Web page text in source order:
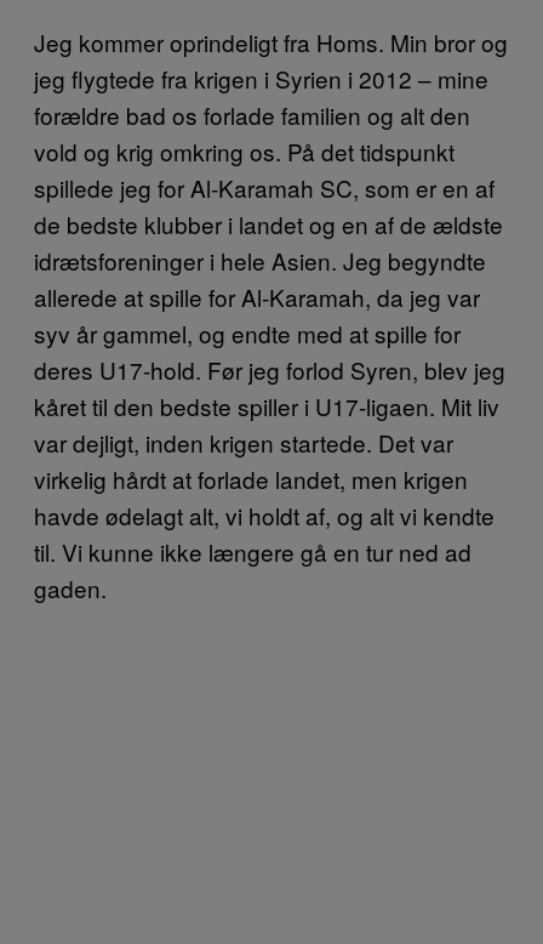
Jeg kommer oprindeligt fra Homs. Min bror og
jeg flygtede fra krigen i Syrien i 2012 – mine
forældre bad os forlade familien og alt den
vold og krig omkring os. På det tidspunkt
spillede jeg for Al-Karamah SC, som er en af
de bedste klubber i landet og en af de ældste
idrætsforeninger i hele Asien. Jeg begyndte
allerede at spille for Al-Karamah, da jeg var
syv år gammel, og endte med at spille for
deres U17-hold. Før jeg forlod Syren, blev jeg
kåret til den bedste spiller i U17-ligaen. Mit liv
var dejligt, inden krigen startede. Det var
virkelig hårdt at forlade landet, men krigen
havde ødelagt alt, vi holdt af, og alt vi kendte
til. Vi kunne ikke længere gå en tur ned ad
gaden.